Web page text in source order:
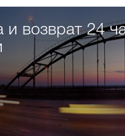
и возврат 24